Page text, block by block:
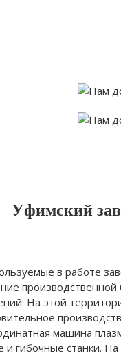
Уфимский
в работе
На этой
машина
гибочные станки.